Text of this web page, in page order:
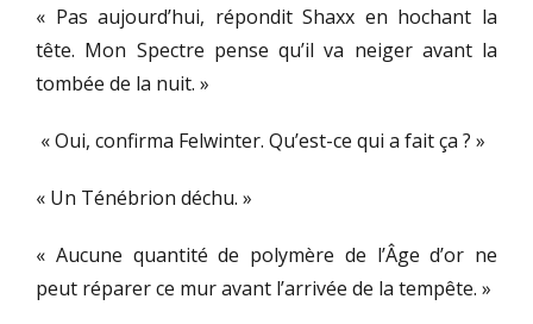
« Pas aujourd’hui, répondit Shaxx en hochant la
tête. Mon Spectre pense qu’il va neiger avant la
tombée de la nuit. »
« Oui, confirma Felwinter. Qu’est-ce qui a fait ça ? »
« Un Ténébrion déchu. »
« Aucune quantité de polymère de l’Âge d’or ne
peut réparer ce mur avant l’arrivée de la tempête. »